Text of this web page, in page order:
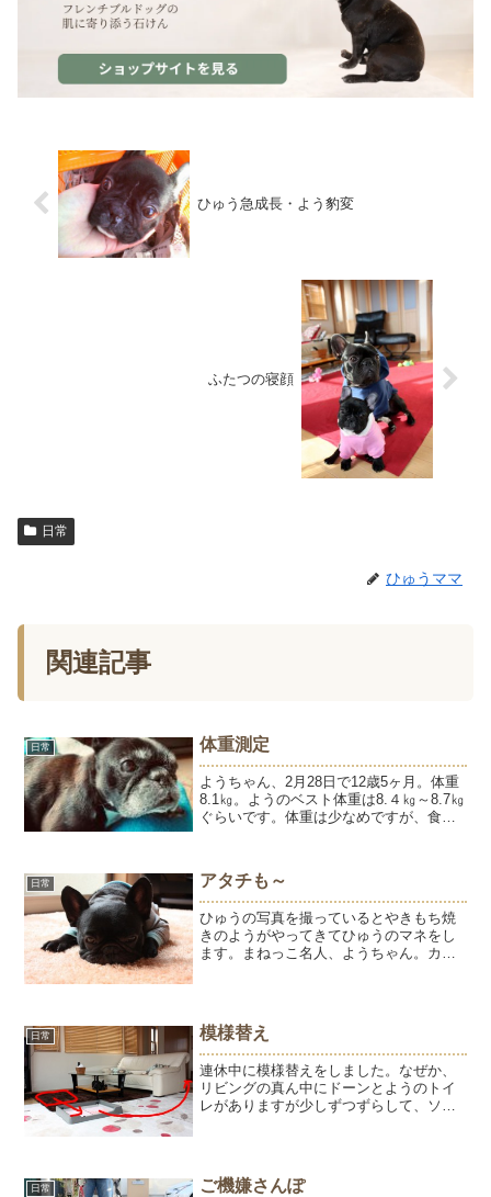
ひゅう急成長・よう豹変
ふたつの寝顔
日常
ひゅうママ
関連記事
日常 体重測定
ようちゃん、2月28日で12歳5ヶ月。体重
8.1㎏。ようのベスト体重は8.４㎏～8.7㎏
ぐらいです。体重は少なめですが、食欲
いですが、おしりから足の筋肉はやせた
感じがし...
日常 アタチも～
ひゅうの写真を撮っているとやきもち焼
きのようがやってきてひゅうのマネをし
ます。まねっこ名人、ようちゃん。カメ
日常 模様替え
連休中に模様替えをしました。なぜか、
リビングの真ん中にドーンとようのトイ
レがありますが少しずつずらして、ソフ
ないもんねって顔してる...
日常 ご機嫌さんぽ